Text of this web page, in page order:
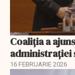
Coaliția a
administrației
16 FEBRUARIE 2026